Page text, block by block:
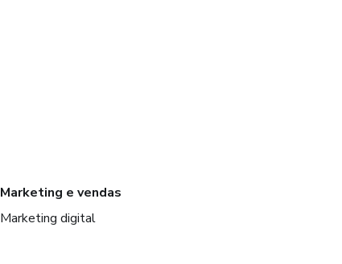
Marketing e vendas
Marketing digital